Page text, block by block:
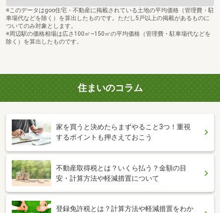
※このデータはgoo住宅・不動産に掲載されている土地の平均価格（管理費・駐
車場代などを除く）を算出したものです。ただし5戸以上の掲載があるものに
ついてのみ対象とします。
※周辺駅の価格相場は広さ100㎡~150㎡の平均価格（管理費・駐車場代などを
除く）を算出したものです。
住まいのコラム
家を買うと決めたらまずやること3つ！重視
するポイントも押さえておこう
不動産取得税とは？いくら払う？金額の目
安・計算方法や軽減措置について
登録免許税とは？計算方法や軽減措置をわか